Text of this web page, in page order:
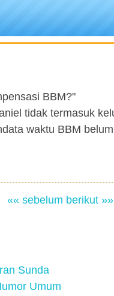
BBM?"
tidak termasuk
waktu BBM
«« sebelum berikut »»
Sunda
Umum